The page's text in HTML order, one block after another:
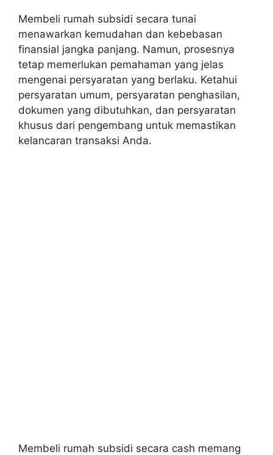
Membeli rumah subsidi secara tunai
menawarkan kemudahan dan kebebasan
finansial jangka panjang. Namun, prosesnya
tetap memerlukan pemahaman yang jelas
mengenai persyaratan yang berlaku. Ketahui
persyaratan umum, persyaratan penghasilan,
dokumen yang dibutuhkan, dan persyaratan
khusus dari pengembang untuk memastikan
kelancaran transaksi Anda.
Membeli rumah subsidi secara cash memang